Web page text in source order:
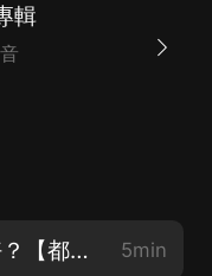
輯
冰山總裁 001 這個姿勢不好？【都市神醫+高手出獄，爆爽上架！】 5min